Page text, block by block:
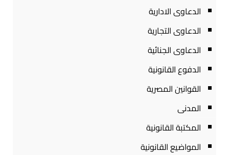
الدعاوى الادارية
الدعاوى التجارية
الدعاوى الجنائية
الدفوع القانونية
القوانين المصرية
المدنى
المكتبة القانونية
المواضيع القانونية